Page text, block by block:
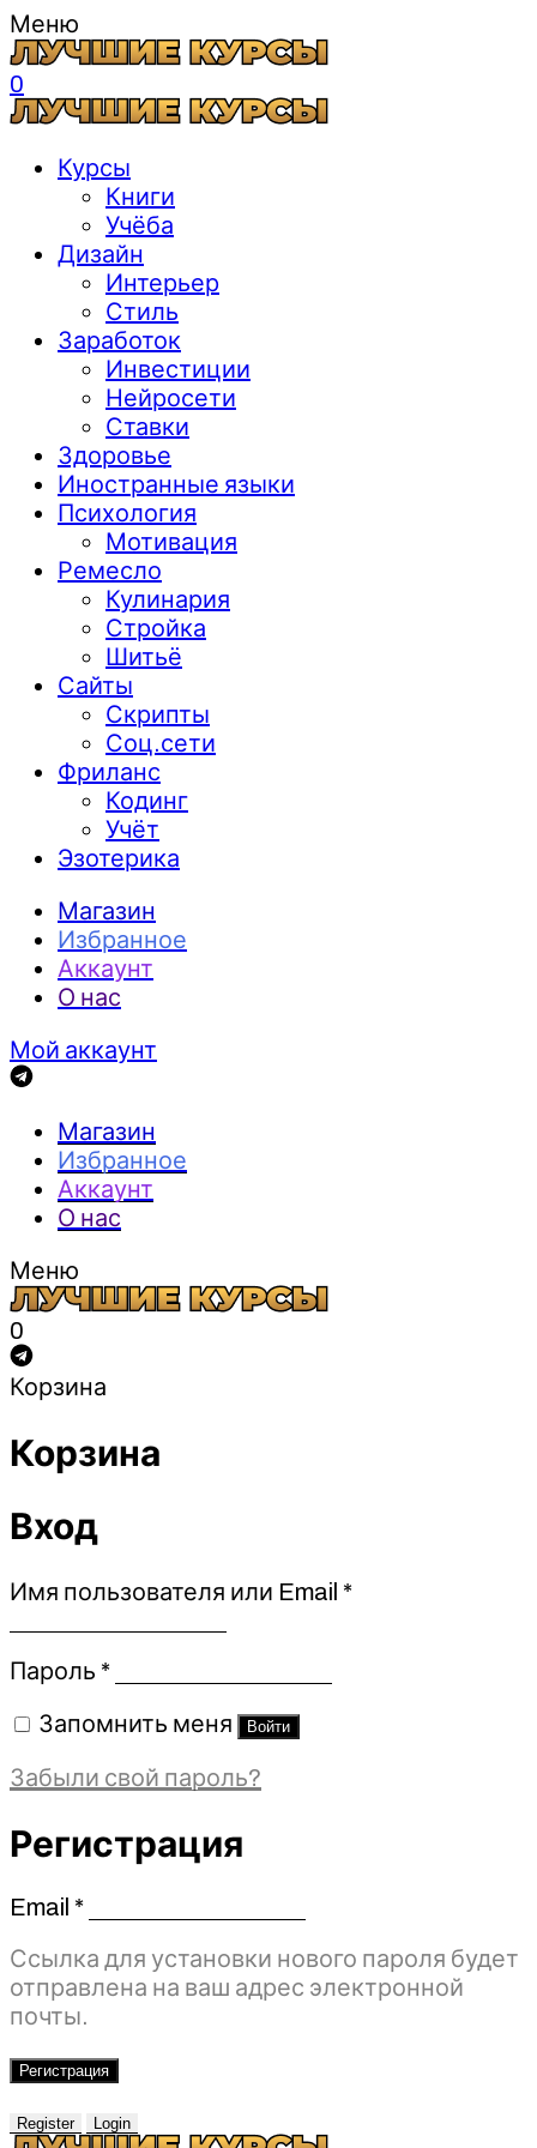
Меню
0
Курсы
Книги
Учёба
Дизайн
Интерьер
Стиль
Заработок
Инвестиции
Нейросети
Ставки
Здоровье
Иностранные языки
Психология
Мотивация
Ремесло
Кулинария
Стройка
Шитьё
Сайты
Скрипты
Соц.сети
Фриланс
Кодинг
Учёт
Эзотерика
Магазин
Избранное
Аккаунт
О нас
Мой аккаунт
Магазин
Избранное
Аккаунт
О нас
Меню
0
Корзина
Корзина
Вход
Имя пользователя или Email *Обязательно
Пароль *Обязательно
Запомнить меня Войти
Забыли свой пароль?
Регистрация
Email *Обязательно
Ссылка для установки нового пароля будет
отправлена ​​на ваш адрес электронной
почты.
Регистрация
Register Login